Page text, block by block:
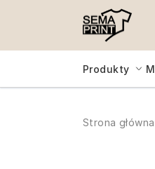
Produkty
Strona główna